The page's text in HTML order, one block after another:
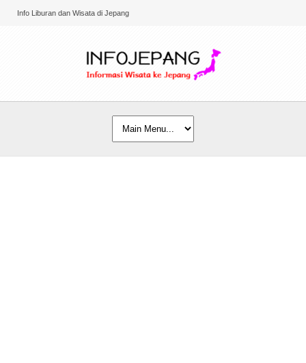
Info Liburan dan Wisata di Jepang